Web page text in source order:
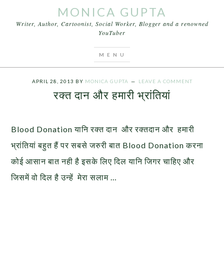
MONICA GUPTA
Writer, Author, Cartoonist, Social Worker, Blogger and a renowned
YouTuber
APRIL 28, 2013 BY MONICA GUPTA LEAVE A COMMENT
रक्त दान और हमारी भ्रांतियां
Blood Donation यानि रक्त दान और रक्तदान और हमारी
भ्रांतियां बहुत हैं पर सबसे जरुरी बात Blood Donation करना
कोई आसान बात नही है इसके लिए दिल यानि जिगर चाहिए और
जिसमें वो दिल है उन्हें मेरा सलाम …